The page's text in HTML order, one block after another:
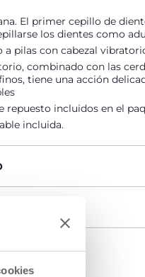
El primer cepillo de
los dientes como
pilas con cabezal
combinado con las
tiene una acción
repuesto incluidos en el
incluida.